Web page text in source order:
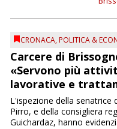
CRONACA, POLITICA &
Carcere di
«Servono più
lavorative e
L'ispezione della senatrice
Pirro, e della consigliera
Guichardaz, hanno